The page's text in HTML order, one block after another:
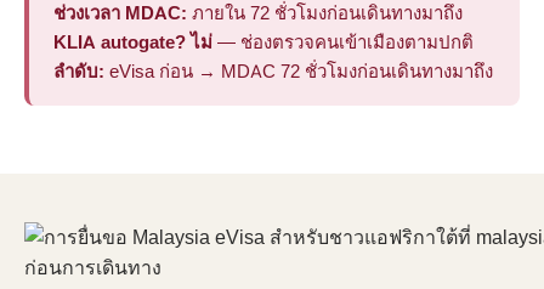
ช่วงเวลา MDAC: ภายใน 72 ชั่วโมงก่อนเดินทางมาถึง
KLIA autogate? ไม่ — ช่องตรวจคนเข้าเมืองตามปกติ
ลำดับ: eVisa ก่อน → MDAC 72 ชั่วโมงก่อนเดินทางมาถึง